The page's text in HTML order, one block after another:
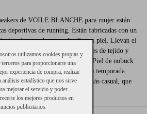
de VOILE BLANCHE para mujer están
deportivas de running. Están fabricadas con un
de microcuadros con detalles en piel. Llevan el
y en el talón. La planta es de tejido y
es de goma antideslizante. Piel de nobuck
de talla: Calzan el número. Esta temporada
deportiva para nuestros looks más casual, que
sneakers.
utilizamos cookies propias y
terceros para proporcionarte una
experiencia de compra, realizar
análisis estadístico que nos sirve
mejorar el servicio y poder
los mejores productos en
publicitarios.